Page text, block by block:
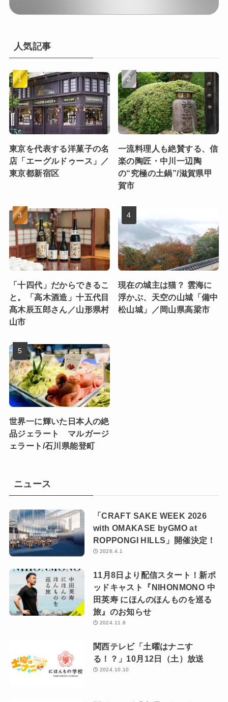
人気記事
東京を代表する洋菓子の名
店「エーグルドゥース」／
東京都新宿区
一流料理人も絶賛する、信
楽の陶匠・中川一辺陶
の“究極の土鍋”/滋賀県甲
賀市
「十四代」だからできるこ
と。「高木酒造」十五代目
髙木辰五郎さん／山形県村
山市
現在の城主は猫？ 雲海に
浮かぶ、天空の山城「備中
松山城」／岡山県高梁市
世界一に輝いた日本人の絶
品ジェラート マルガージ
ェラート/石川県能登町
ニュース
「CRAFT SAKE WEEK 2026
with OMAKASE byGMO at
ROPPONGI HILLS」開催決定！
2026.4.1
11月8日より配信スタート！新ポ
ッドキャスト『NIHONMONO 中
田英寿 にほんのほんものを巡る
旅』のお知らせ
2024.11.8
関西テレビ「土曜はナニす
る！？」10月12日（土）放送
2024.10.10